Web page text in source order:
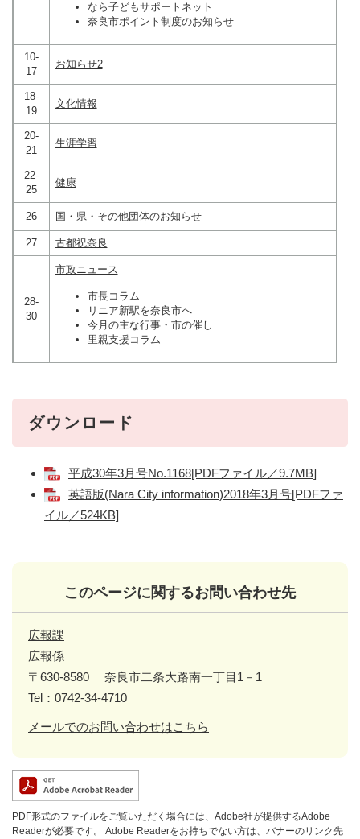
なら子どもサポートネット
奈良市ポイント制度のお知らせ
10-
17
お知らせ2
18-
19
文化情報
20-
21
生涯学習
22-
25
健康
26 国・県・その他団体のお知らせ
27 古都祝奈良
28-
30
市政ニュース
市長コラム
リニア新駅を奈良市へ
今月の主な行事・市の催し
里親支援コラム
ダウンロード
平成30年3月号No.1168[PDFファイル／9.7MB]
英語版(Nara City information)2018年3月号[PDFファ
イル／524KB]
このページに関するお問い合わせ先
広報課
広報係
〒630-8580
奈良市二条大路南一丁目1－1
Tel：0742-34-4710
メールでのお問い合わせはこちら
PDF形式のファイルをご覧いただく場合には、Adobe社が提供するAdobe
Readerが必要です。
Adobe Readerをお持ちでない方は、バナーのリンク先